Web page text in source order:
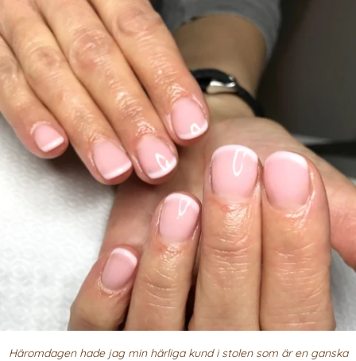
Häromdagen hade jag min härliga kund i stolen som är en ganska